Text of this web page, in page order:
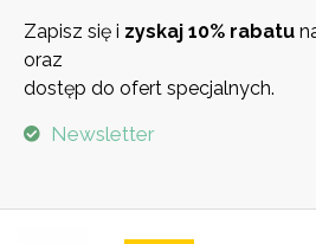
Zapisz się i zyskaj 10% rabatu
oraz
dostęp do ofert specjalnych.
Newsletter